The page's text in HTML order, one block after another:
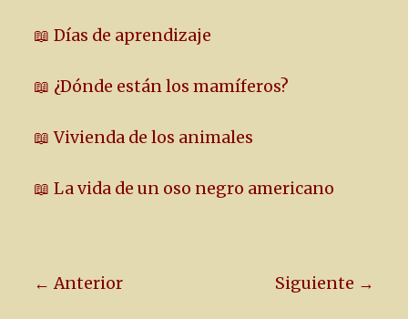
📖 Días de aprendizaje
📖 ¿Dónde están los mamíferos?
📖 Vivienda de los animales
📖 La vida de un oso negro americano
← Anterior Siguiente →